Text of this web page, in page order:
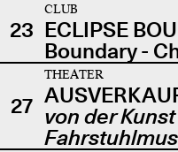
23
CLUB
ECLIPSE
Boundary -
27
THEATER
von der